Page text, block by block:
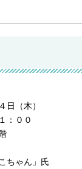
日（木）
：００
ちゃん」氏